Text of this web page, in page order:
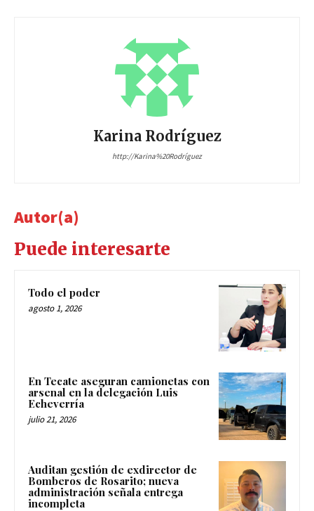
Karina Rodríguez
http://Karina%20Rodríguez
Autor(a)
Puede interesarte
Todo el poder
agosto 1, 2026
En Tecate aseguran camionetas con
arsenal en la delegación Luis
Echeverría
julio 21, 2026
Auditan gestión de exdirector de
Bomberos de Rosarito; nueva
administración señala entrega
incompleta